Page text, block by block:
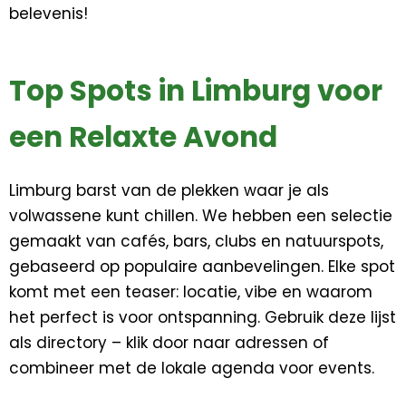
belevenis!
Top Spots in Limburg voor
een Relaxte Avond
Limburg barst van de plekken waar je als
volwassene kunt chillen. We hebben een selectie
gemaakt van cafés, bars, clubs en natuurspots,
gebaseerd op populaire aanbevelingen. Elke spot
komt met een teaser: locatie, vibe en waarom
het perfect is voor ontspanning. Gebruik deze lijst
als directory – klik door naar adressen of
combineer met de lokale agenda voor events.